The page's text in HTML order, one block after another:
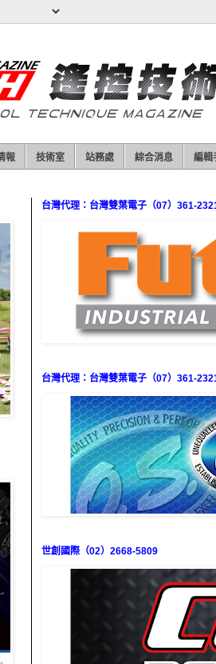
報 技術室 站務處 綜合消息 編輯
台灣代理：台灣雙葉電子（07）361-
台灣代理：台灣雙葉電子（07）361-
世創國際（02）2668-5809